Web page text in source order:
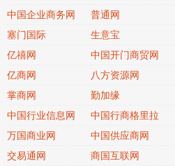
中国企业商务网
普通网
塞门国际
生意宝
亿禧网
中国开门商贸网
亿商网
八方资源网
掌商网
勤加缘
中国行业信息网
中国行商格里拉
万国商业网
中国供应商网
交易通网
商国互联网